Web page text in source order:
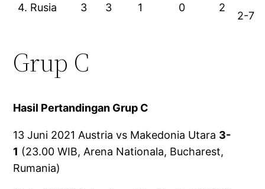
4. Rusia 3 3 1 0 2
2-7
Grup C
Hasil Pertandingan Grup C
13 Juni 2021 Austria vs Makedonia Utara 3-
1 (23.00 WIB, Arena Nationala, Bucharest,
Rumania)